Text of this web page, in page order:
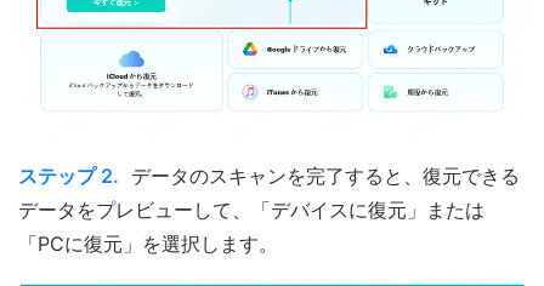
ステップ 2. データのスキャンを完了すると、復元できる
データをプレビューして、「デバイスに復元」または
「PCに復元」を選択します。